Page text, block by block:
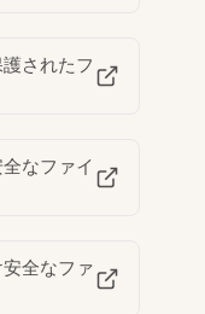
されたフ
なファイ
全なファ